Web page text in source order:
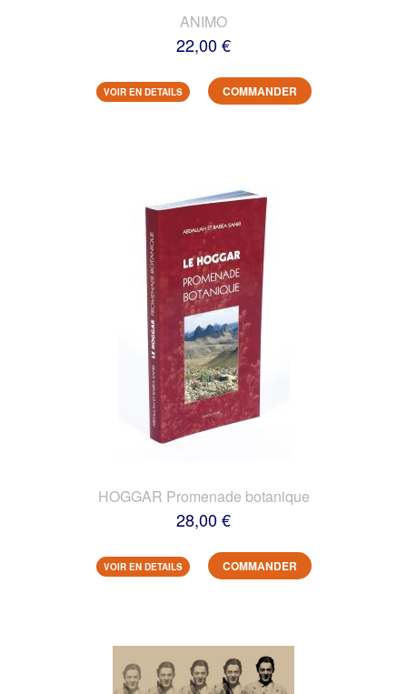
ANIMO
22,00 €
VOIR EN DETAILS COMMANDER
HOGGAR Promenade botanique
28,00 €
VOIR EN DETAILS COMMANDER